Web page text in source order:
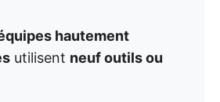
hautement
utilisent neuf outils ou